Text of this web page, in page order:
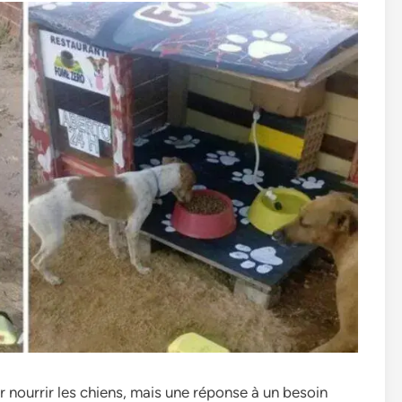
les chiens, mais une réponse à un besoin